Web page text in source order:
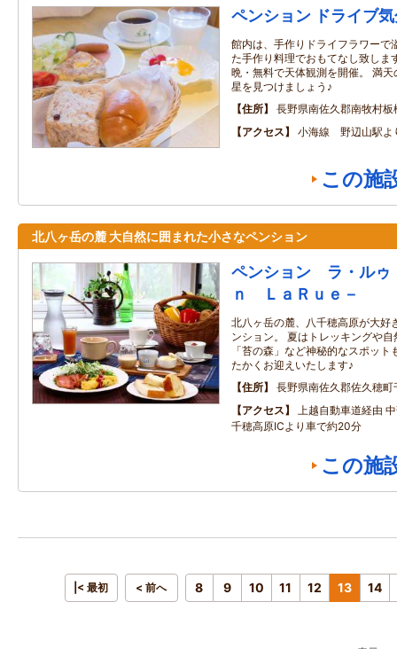
ペンション ドライブ
館内は、手作りドライフラワーで
た手作り料理でおもてなし致しま
晩・無料で天体観測を開催。 満
星を見つけましょう♪
住所
長野県南佐久郡南牧村板
アクセス
小海線 野辺山駅よ
この施
北八ヶ岳の麓 大自然に囲まれた小さなペンション
ペンション ラ・ル
ｎ ＬａＲｕｅ－
北八ヶ岳の麓、八千穂高原が大好
ンション。 夏はトレッキングや
「苔の森」など神秘的なスポッ
たかくお迎えいたします♪
住所
長野県南佐久郡佐久穂町
アクセス
上越自動車道経由
千穂高原ICより車で約20分
この施
|< 最初 < 前へ 8 9 10 11 12 13 14